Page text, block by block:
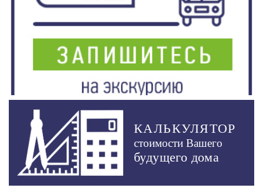
КАЛЬКУЛЯТОР
стоимости Вашего
будущего дома